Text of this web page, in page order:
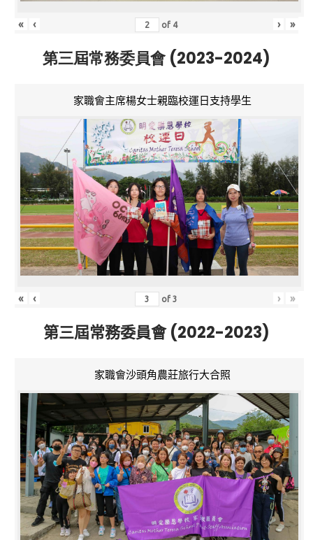
« ‹ of 4 › »
第三屆常務委員會 (2023-2024)
家職會主席楊女士親臨校運日支持學生
« ‹ of3 › »
第三屆常務委員會 (2022-2023)
家職會沙頭角農莊旅行大合照